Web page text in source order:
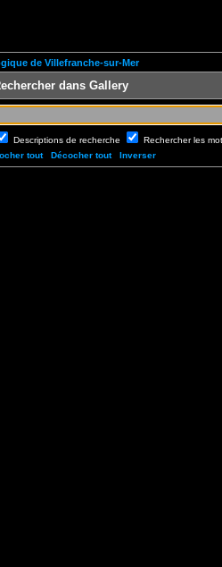
de Villefranche-sur-Mer
dans Gallery
Descriptions de recherche
Rechercher les
tout
Décocher tout Inverser